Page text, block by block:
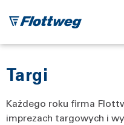
Targi
Każdego roku firma
imprezach targowych i